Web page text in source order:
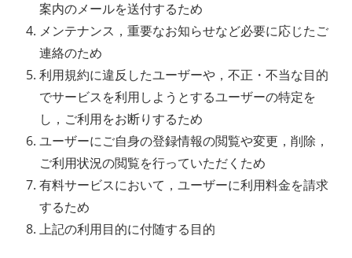
案内のメールを送付するため
メンテナンス，重要なお知らせなど必要に応じたご
連絡のため
利用規約に違反したユーザーや，不正・不当な目的
でサービスを利用しようとするユーザーの特定を
し，ご利用をお断りするため
ユーザーにご自身の登録情報の閲覧や変更，削除，
ご利用状況の閲覧を行っていただくため
有料サービスにおいて，ユーザーに利用料金を請求
するため
上記の利用目的に付随する目的